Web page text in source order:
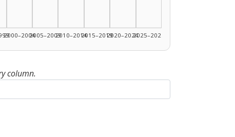
2000–20042005–20092010–20142015–20192020–20242025–2026
column.